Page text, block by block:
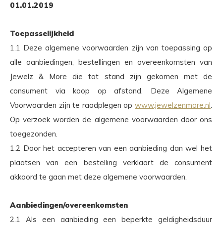
01.01.2019
Toepasselijkheid
1.1 Deze algemene voorwaarden zijn van toepassing op
alle aanbiedingen, bestellingen en overeenkomsten van
Jewelz & More die tot stand zijn gekomen met de
consument via koop op afstand. Deze Algemene
Voorwaarden zijn te raadplegen op www.jewelzenmore.nl.
Op verzoek worden de algemene voorwaarden door ons
toegezonden.
1.2 Door het accepteren van een aanbieding dan wel het
plaatsen van een bestelling verklaart de consument
akkoord te gaan met deze algemene voorwaarden.
Aanbiedingen/overeenkomsten
2.1 Als een aanbieding een beperkte geldigheidsduur